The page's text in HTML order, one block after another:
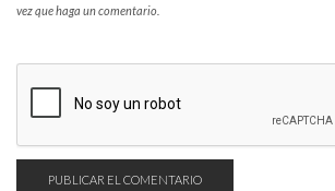
vez que haga un comentario.